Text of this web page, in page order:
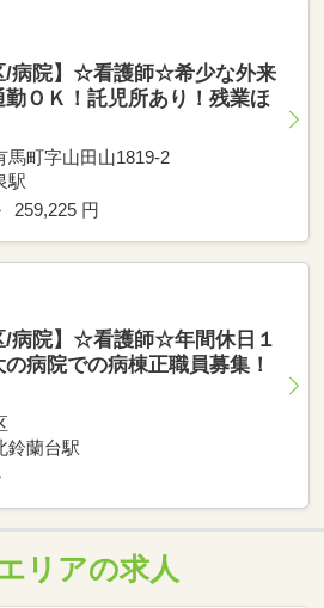
/病院】☆看護師☆希少な外来
勤ＯＫ！託児所あり！残業ほ
馬町字山田山1819-2
駅
259,225 円
/病院】☆看護師☆年間休日１
病院での病棟正職員募集！
蘭台駅
リアの求人